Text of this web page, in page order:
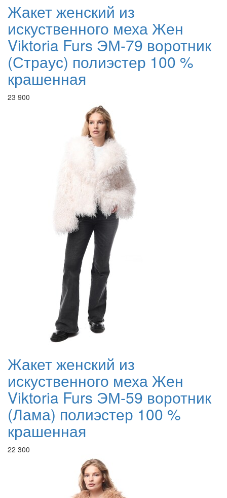
Жакет женский из
искуственного меха Жен
Viktoria Furs ЭМ-79 воротник
(Страус) полиэстер 100 %
крашенная
23 900
Жакет женский из
искуственного меха Жен
Viktoria Furs ЭМ-59 воротник
(Лама) полиэстер 100 %
крашенная
22 300